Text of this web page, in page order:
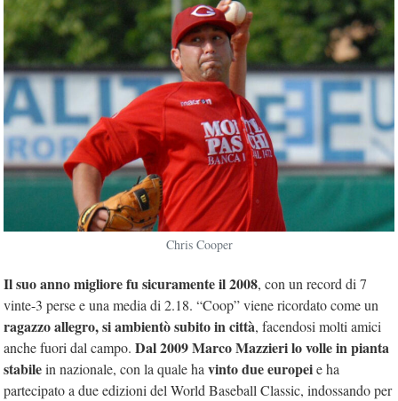
Chris Cooper
Il suo anno migliore fu sicuramente il 2008, con un record di 7
vinte-3 perse e una media di 2.18. “Coop” viene ricordato come un
ragazzo allegro, si ambientò subito in città, facendosi molti amici
anche fuori dal campo. Dal 2009 Marco Mazzieri lo volle in pianta
stabilein nazionale, con la quale ha vinto due europeie ha
partecipato a due edizioni del World Baseball Classic, indossando per